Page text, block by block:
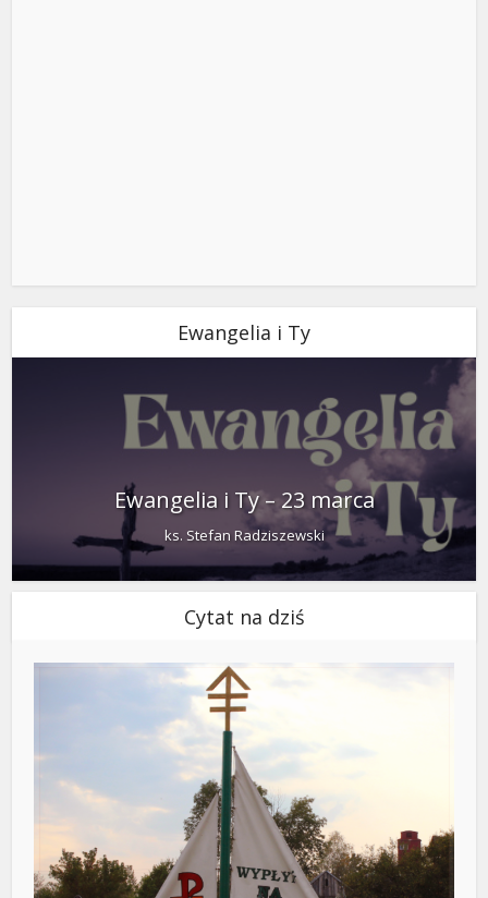
Ewangelia i Ty
Ewangelia i Ty – 23 marca
ks. Stefan Radziszewski
Cytat na dziś